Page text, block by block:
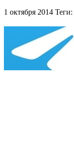
1 октября 2014 Теги: